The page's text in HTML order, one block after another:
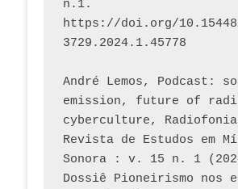
n.1.
https://doi.org/
3729.2024.1.45778
André Lemos, Podcast:
emission, future of
cyberculture,
Revista de Estudos em
Sonora : v. 15 n. 1
Dossiê Pioneirismo nos